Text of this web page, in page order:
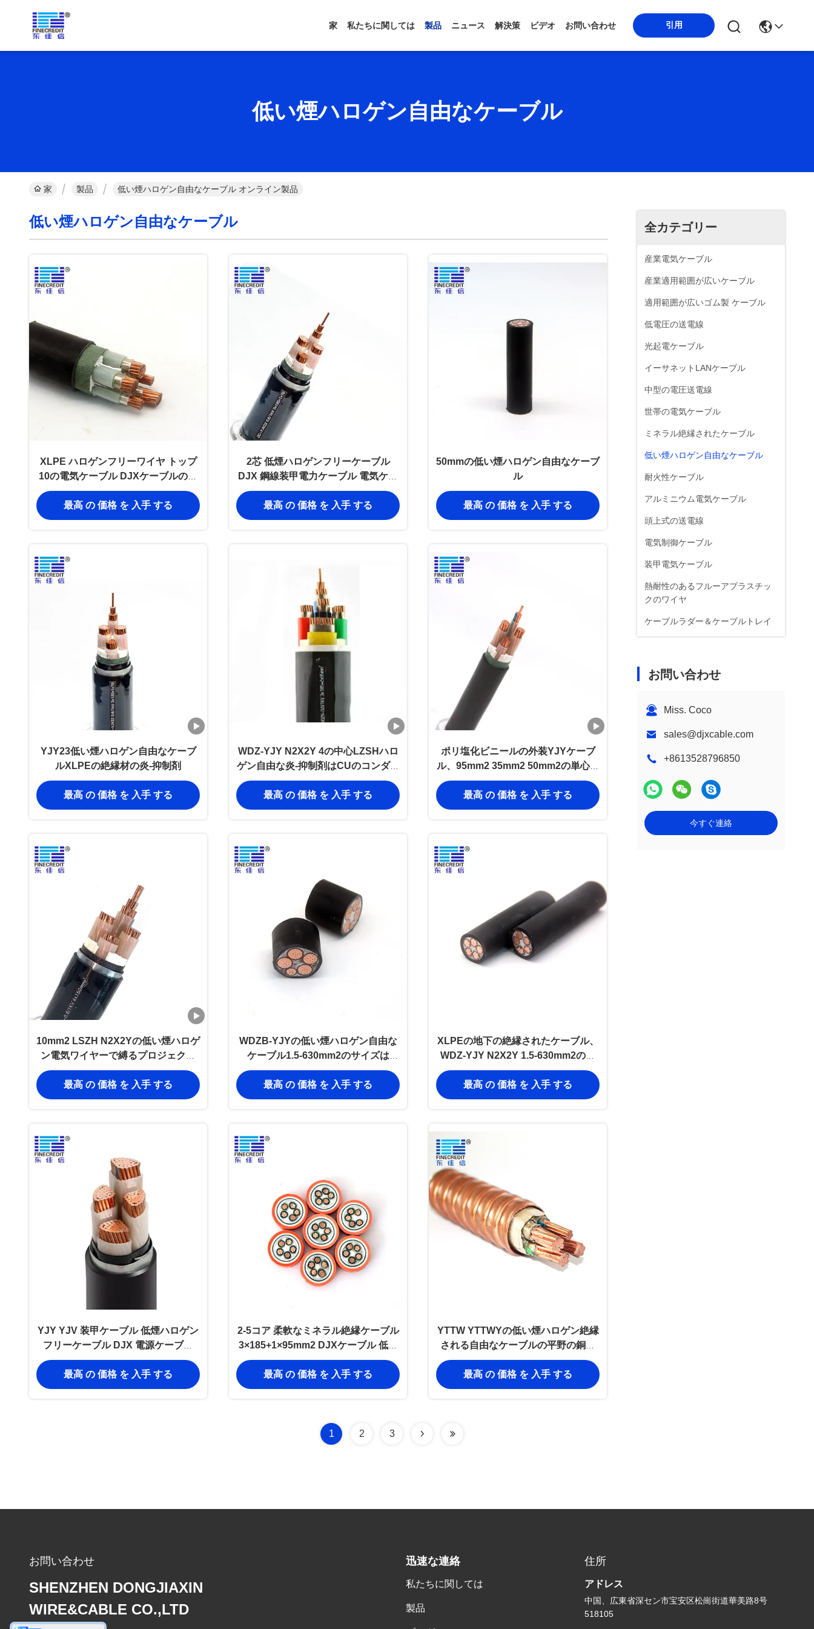
家 私たちに関しては 製品 ニュース 解決策 ビデオ お問い合わせ 引用
低い煙ハロゲン自由なケーブル
家 製品 低い煙ハロゲン自由なケーブル オンライン製品
全カテゴリー
産業電気ケーブル
産業適用範囲が広いケーブル
適用範囲が広いゴム製 ケーブル
低電圧の送電線
光起電ケーブル
イーサネットLANケーブル
中型の電圧送電線
世帯の電気ケーブル
ミネラル絶縁されたケーブル
低い煙ハロゲン自由なケーブル
耐火性ケーブル
アルミニウム電気ケーブル
頭上式の送電線
電気制御ケーブル
装甲電気ケーブル
熱耐性のあるフルーアプラスチッ
クのワイヤ
ケーブルラダー＆ケーブルトレイ
お問い合わせ
Miss. Coco
sales@djxcable.com
+8613528796850
今すぐ連絡
低い煙ハロゲン自由なケーブル
XLPE ハロゲンフリーワイヤ トップ
10の電気ケーブル DJXケーブルのメ
ーカー
最高 の 価格 を 入手 する
2芯 低煙ハロゲンフリーケーブル
DJX 鋼線装甲電力ケーブル 電気ケー
ブル
最高 の 価格 を 入手 する
50mmの低い煙ハロゲン自由なケーブ
ル
最高 の 価格 を 入手 する
YJY23低い煙ハロゲン自由なケーブ
ルXLPEの絶縁材の炎-抑制剤
最高 の 価格 を 入手 する
WDZ-YJY N2X2Y 4の中心LZSHハロ
ゲン自由な炎-抑制剤はCUのコンダク
ターをケーブルで通信する
最高 の 価格 を 入手 する
ポリ塩化ビニールの外装YJYケーブ
ル、95mm2 35mm2 50mm2の単心の
低い煙ゼロ ハロゲン ケーブル
最高 の 価格 を 入手 する
10mm2 LSZH N2X2Yの低い煙ハロゲ
ン電気ワイヤーで縛るプロジェクト
のための自由なケーブルのクラス2
最高 の 価格 を 入手 する
WDZB-YJYの低い煙ハロゲン自由な
ケーブル1.5-630mm2のサイズは
3×10mm2を絶縁した
最高 の 価格 を 入手 する
XLPEの地下の絶縁されたケーブル、
WDZ-YJY N2X2Y 1.5-630mm2の低
い煙ゼロ ハロゲン ワイヤー
最高 の 価格 を 入手 する
YJY YJV 装甲ケーブル 低煙ハロゲン
フリーケーブル DJX 電源ケーブル
PVCシース付き 銅電線
3×95+1×50mm2
最高 の 価格 を 入手 する
2-5コア 柔軟なミネラル絶縁ケーブル
3×185+1×95mm2 DJXケーブル 低煙
ハロゲンフリー
最高 の 価格 を 入手 する
YTTW YTTWYの低い煙ハロゲン絶縁
される自由なケーブルの平野の銅の
ミネラル
最高 の 価格 を 入手 する
1 2 3
お問い合わせ
SHENZHEN DONGJIAXIN
WIRE&CABLE CO.,LTD
迅速な連絡
私たちに関しては
製品
住所
アドレス
中国、広東省深セン市宝安区松崗街道華美路8号
518105